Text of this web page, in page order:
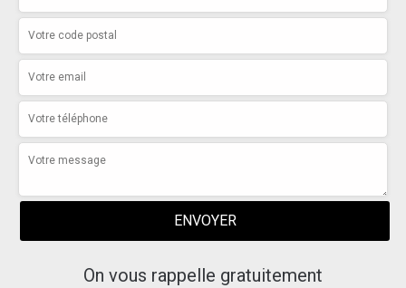
On vous rappelle gratuitement